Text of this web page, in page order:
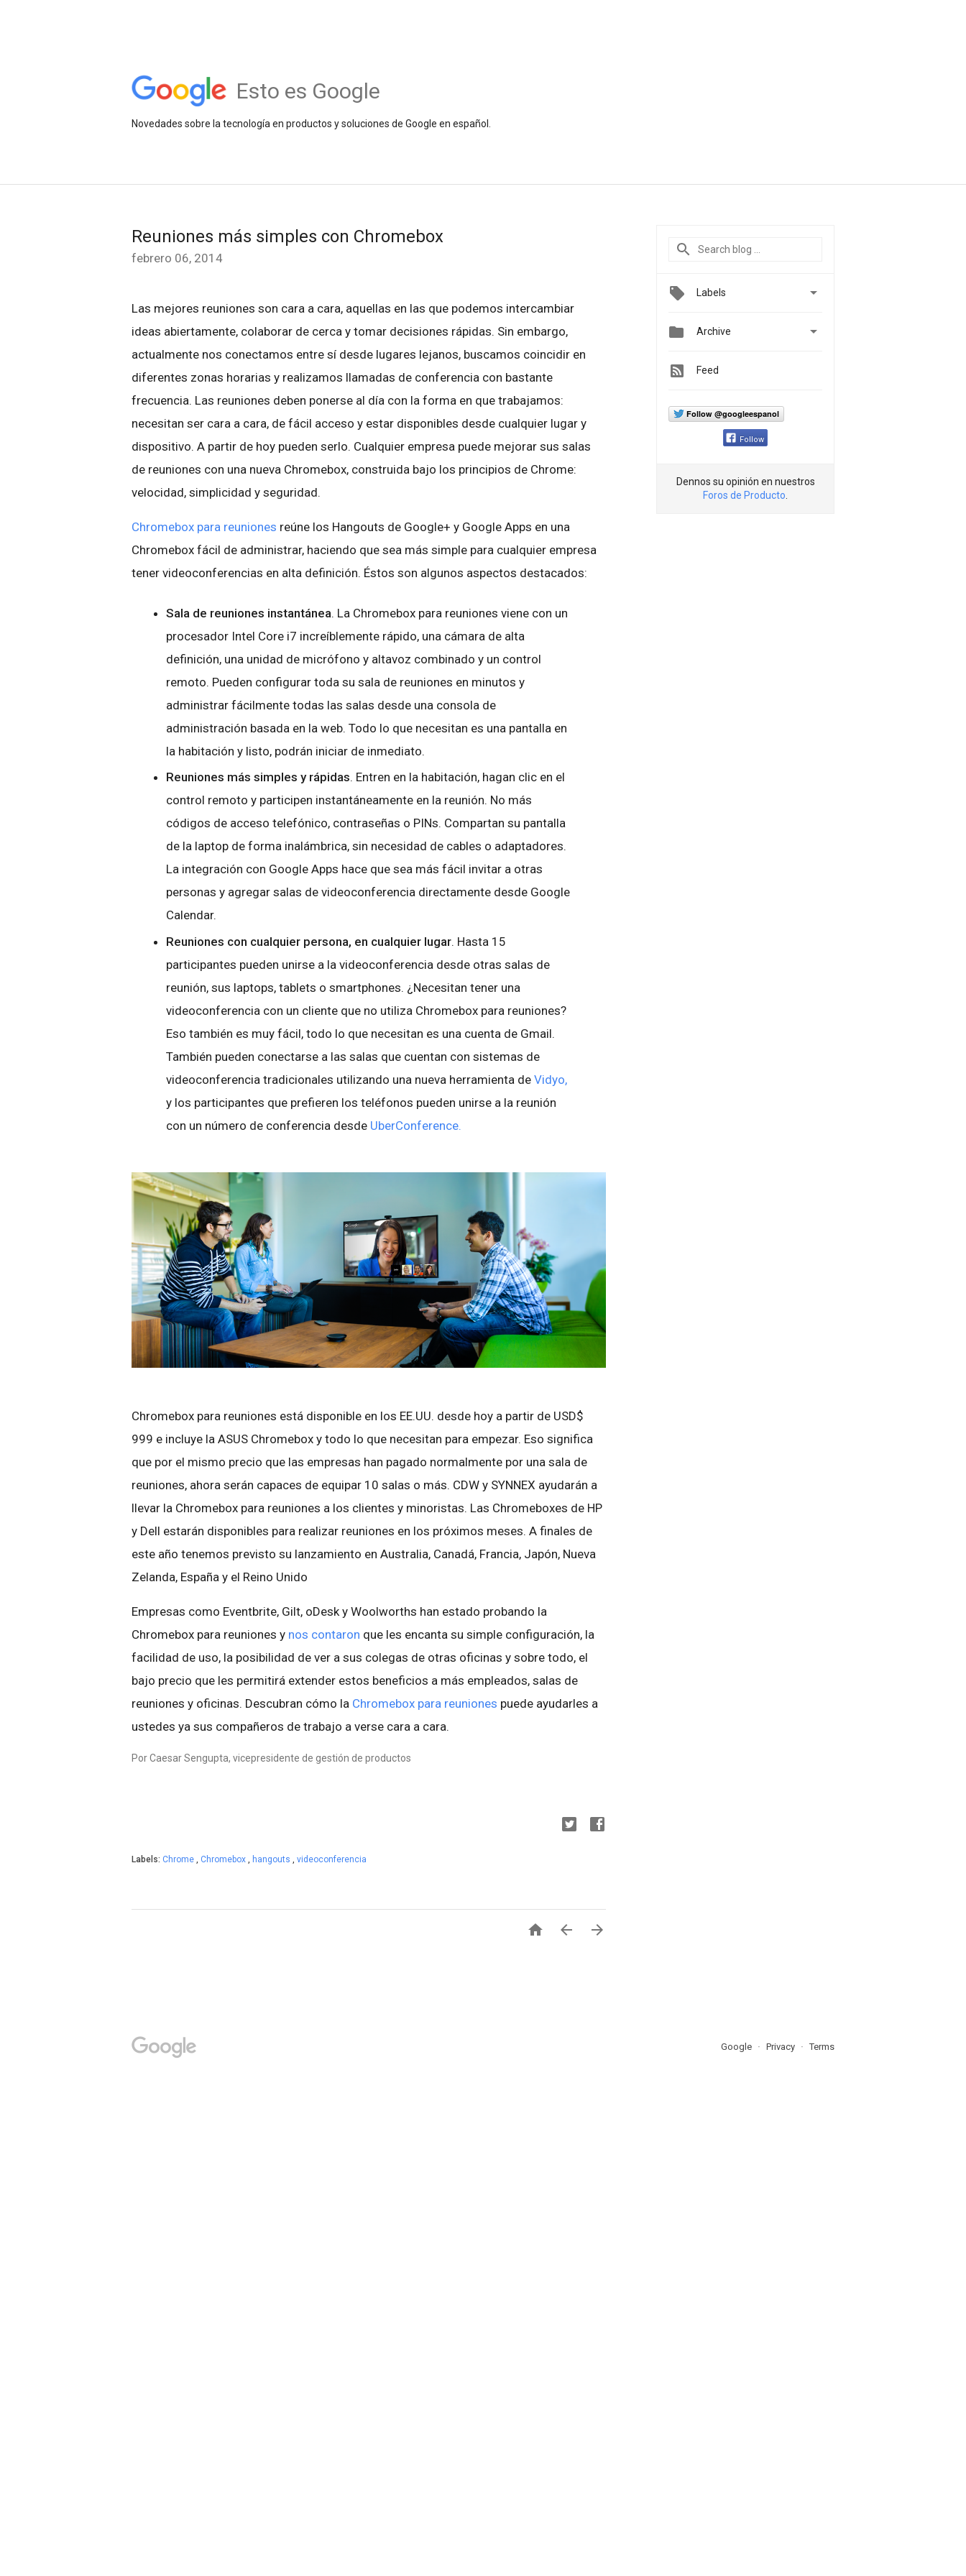
Esto es Google
Novedades sobre la tecnología en productos y soluciones de Google en español.
Reuniones más simples con Chromebox
febrero 06, 2014
Las mejores reuniones son cara a cara, aquellas en las que podemos intercambiar
ideas abiertamente, colaborar de cerca y tomar decisiones rápidas. Sin embargo,
actualmente nos conectamos entre sí desde lugares lejanos, buscamos coincidir en
diferentes zonas horarias y realizamos llamadas de conferencia con bastante
frecuencia. Las reuniones deben ponerse al día con la forma en que trabajamos:
necesitan ser cara a cara, de fácil acceso y estar disponibles desde cualquier lugar y
dispositivo. A partir de hoy pueden serlo. Cualquier empresa puede mejorar sus salas
de reuniones con una nueva Chromebox, construida bajo los principios de Chrome:
velocidad, simplicidad y seguridad.
Chromebox para reuniones reúne los Hangouts de Google+ y Google Apps en una
Chromebox fácil de administrar, haciendo que sea más simple para cualquier empresa
tener videoconferencias en alta definición. Éstos son algunos aspectos destacados:
Sala de reuniones instantánea. La Chromebox para reuniones viene con un
procesador Intel Core i7 increíblemente rápido, una cámara de alta
definición, una unidad de micrófono y altavoz combinado y un control
remoto. Pueden configurar toda su sala de reuniones en minutos y
administrar fácilmente todas las salas desde una consola de
administración basada en la web. Todo lo que necesitan es una pantalla en
la habitación y listo, podrán iniciar de inmediato.
Reuniones más simples y rápidas. Entren en la habitación, hagan clic en el
control remoto y participen instantáneamente en la reunión. No más
códigos de acceso telefónico, contraseñas o PINs. Compartan su pantalla
de la laptop de forma inalámbrica, sin necesidad de cables o adaptadores.
La integración con Google Apps hace que sea más fácil invitar a otras
personas y agregar salas de videoconferencia directamente desde Google
Calendar.
Reuniones con cualquier persona, en cualquier lugar. Hasta 15
participantes pueden unirse a la videoconferencia desde otras salas de
reunión, sus laptops, tablets o smartphones. ¿Necesitan tener una
videoconferencia con un cliente que no utiliza Chromebox para reuniones?
Eso también es muy fácil, todo lo que necesitan es una cuenta de Gmail.
También pueden conectarse a las salas que cuentan con sistemas de
videoconferencia tradicionales utilizando una nueva herramienta de Vidyo,
y los participantes que prefieren los teléfonos pueden unirse a la reunión
con un número de conferencia desde UberConference.
Chromebox para reuniones está disponible en los EE.UU. desde hoy a partir de USD$
999 e incluye la ASUS Chromebox y todo lo que necesitan para empezar. Eso significa
que por el mismo precio que las empresas han pagado normalmente por una sala de
reuniones, ahora serán capaces de equipar 10 salas o más. CDW y SYNNEX ayudarán a
llevar la Chromebox para reuniones a los clientes y minoristas. Las Chromeboxes de HP
y Dell estarán disponibles para realizar reuniones en los próximos meses. A finales de
este año tenemos previsto su lanzamiento en Australia, Canadá, Francia, Japón, Nueva
Zelanda, España y el Reino Unido
Empresas como Eventbrite, Gilt, oDesk y Woolworths han estado probando la
Chromebox para reuniones y nos contaron que les encanta su simple configuración, la
facilidad de uso, la posibilidad de ver a sus colegas de otras oficinas y sobre todo, el
bajo precio que les permitirá extender estos beneficios a más empleados, salas de
reuniones y oficinas. Descubran cómo la Chromebox para reuniones puede ayudarles a
ustedes ya sus compañeros de trabajo a verse cara a cara.
Por Caesar Sengupta, vicepresidente de gestión de productos
Labels: Chrome Chromebox hangouts videoconferencia
  
Labels 
 Archive 
Feed
Follow @googleespanol
Follow
Dennos su opinión en nuestros
Foros de Producto
Google Privacy Terms